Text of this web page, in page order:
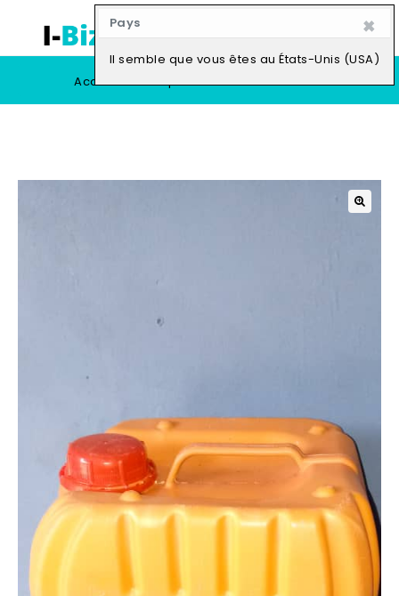
Pays ×
Il semble que vous êtes au États-Unis (USA)
0
Accueil Boutique Vendre